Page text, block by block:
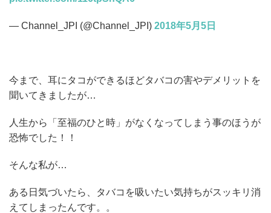
— Channel_JPI (@Channel_JPI) 2018年5月5日
今まで、耳にタコができるほどタバコの害やデメリットを
聞いてきましたが…
人生から「至福のひと時」がなくなってしまう事のほうが
恐怖でした！！
そんな私が…
ある日気づいたら、タバコを吸いたい気持ちがスッキリ消
えてしまったんです。。